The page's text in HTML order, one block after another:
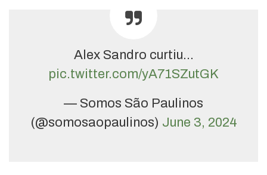
Alex Sandro curtiu…
pic.twitter.com/yA71SZutGK
— Somos São Paulinos
(@somosaopaulinos) June 3, 2024